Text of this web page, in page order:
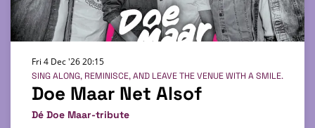
Doe Maar Net Alsof
Dé Doe Maar-tribute
SING ALONG, REMINISCE, AND LEAVE THE VENUE WITH A SMILE.
Fri 4 Dec '2620:15